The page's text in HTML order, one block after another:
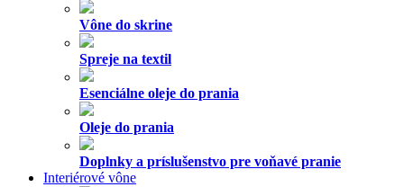
Vône do skrine
Spreje na textil
Esenciálne oleje do prania
Oleje do prania
Doplnky a príslušenstvo pre voňavé pranie
Interiérové vône